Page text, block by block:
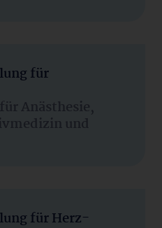
für
Anästhesie,
und
für Herz-